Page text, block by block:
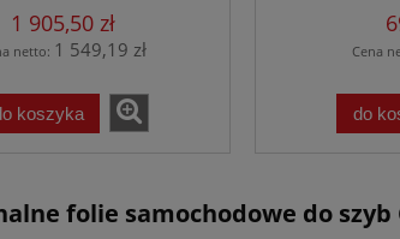
1 905,50 zł
netto: 1 549,19 zł
koszyka
Cena
do
folie samochodowe do szyb